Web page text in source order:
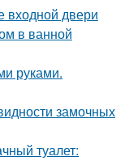
входной двери
в ванной
руками.
замочных
туалет: